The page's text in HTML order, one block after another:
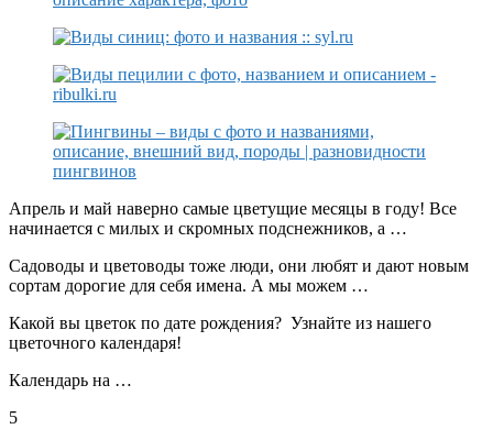
Апрель и май наверно самые цветущие месяцы в году! Все
начинается с милых и скромных подснежников, а …
Садоводы и цветоводы тоже люди, они любят и дают новым
сортам дорогие для себя имена. А мы можем …
Какой вы цветок по дате рождения? Узнайте из нашего
цветочного календаря!
Календарь на …
5